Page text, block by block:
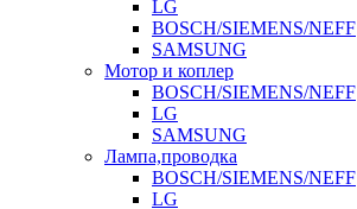
LG
BOSCH/SIEMENS/NEFF
SAMSUNG
Мотор и коплер
BOSCH/SIEMENS/NEFF
LG
SAMSUNG
Лампа,проводка
BOSCH/SIEMENS/NEFF
LG